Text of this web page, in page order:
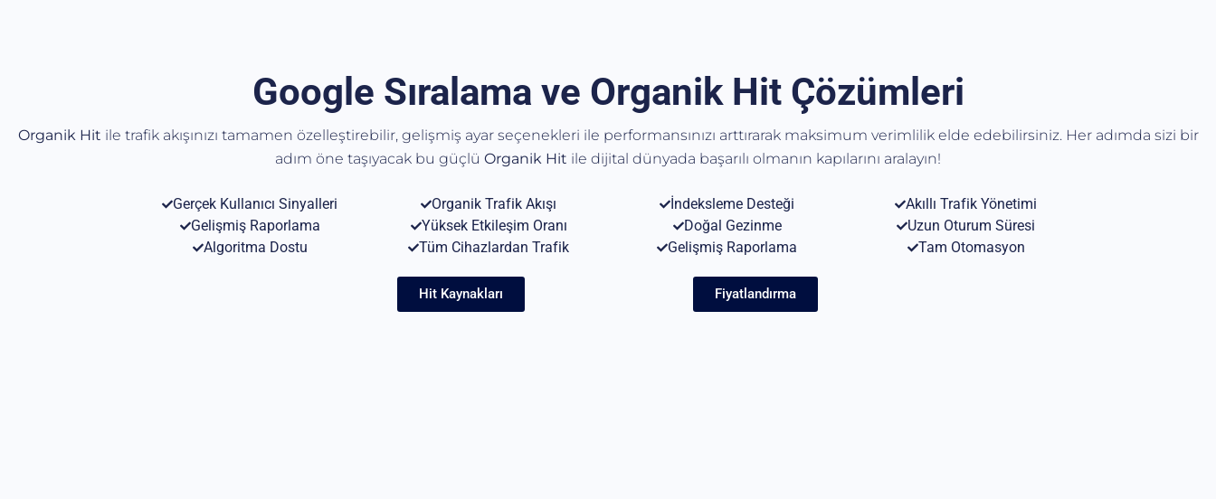
Google Sıralama ve Organik Hit Çözümleri
Organik Hit ile trafik akışınızı tamamen özelleştirebilir, gelişmiş ayar seçenekleri ile performansınızı arttırarak maksimum verimlilik elde edebilirsiniz. Her adımda sizi bir
adım öne taşıyacak bu güçlü Organik Hit ile dijital dünyada başarılı olmanın kapılarını aralayın!
Gerçek Kullanıcı Sinyalleri Organik Trafik Akışı İndeksleme Desteği
Akıllı Trafik Yönetimi
Gelişmiş Raporlama
Yüksek Etkileşim Oranı Doğal Gezinme
Uzun Oturum Süresi
Algoritma Dostu
Tüm Cihazlardan Trafik Gelişmiş Raporlama Tam Otomasyon
Hit Kaynakları Fiyatlandırma